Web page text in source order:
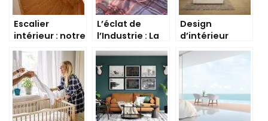
Escalier
intérieur : notre
L’éclat de
l’Industrie : La
Luminaire Style
Industriel
Design
d’intérieur
techniques
pour créer sa
décoration
industrielle